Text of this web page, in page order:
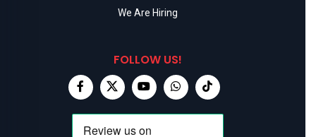
We Are Hiring
FOLLOW US!